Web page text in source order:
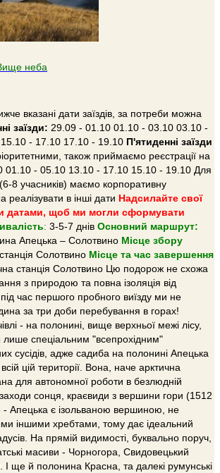
неба
вказані дати заїздів, за потреби можна
заїзди: 29.09 - 01.10 01.10 - 03.10 03.10 -
- 17.10 17.10 - 19.10 П'ятиденні заїзди
також приймаємо реєстрації на
01.10 - 05.10 13.10 - 17.10 15.10 - 19.10 Для
8 учасників) маємо корпоративну
в інші дати Надсилайте свої
датами, щоб ми могли сформувати
: 3-5-7 днів Основний маршрут:
Апецька – Солотвино Місце збору
Солотвино Місце та час завершення
станція Солотвино Цю подорож не схожа
з природою та повна ізоляція від
під час першого пробного виїзду ми не
за три доби перебування в горах!
- на полонині, вище верхньої межі лісу,
лише спеціальним "всепрохідним"
сусідів, адже садиба на полонині Апецька
цій території. Вона, наче арктична
для автономної роботи в безлюдній
заходи сонця, краєвиди з вершини гори (1512
Апецька є ізольваною вершиною, не
іншими хребтами, тому дає ідеальний
На прямій видимості, буквально поруч,
масиви - Чорногора, Свидовецький
ще й полонина Красна, та далекі румунські